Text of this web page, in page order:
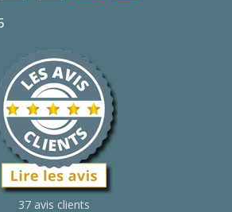
37 avis clients